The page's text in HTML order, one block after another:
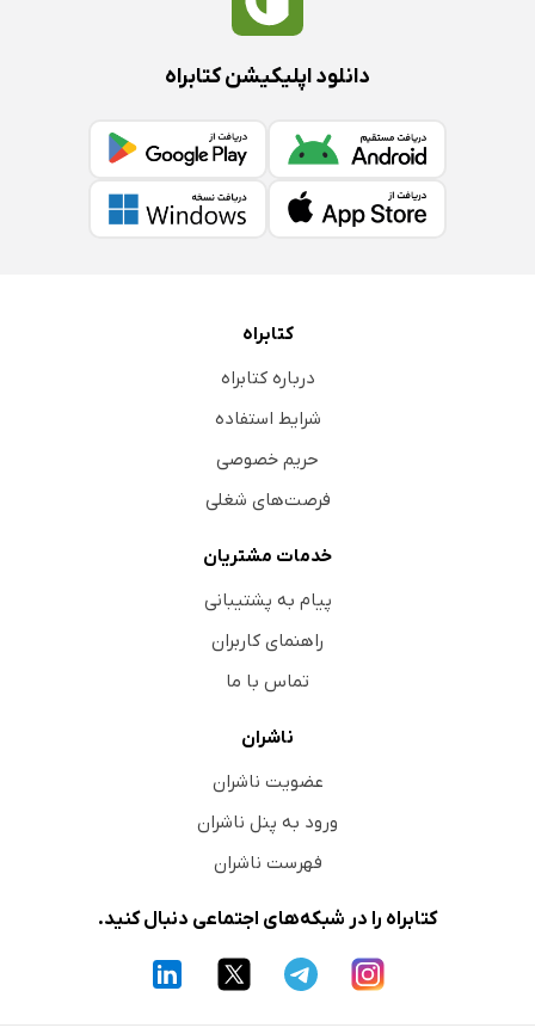
دانلود اپلیکیشن کتابراه
کتابراه
درباره کتابراه
شرایط استفاده
حریم خصوصی
فرصت‌های شغلی
خدمات مشتریان
پیام به پشتیبانی
راهنمای کاربران
تماس با ما
ناشران
عضویت ناشران
ورود به پنل ناشران
فهرست ناشران
کتابراه را در شبکه‌های اجتماعی دنبال کنید.